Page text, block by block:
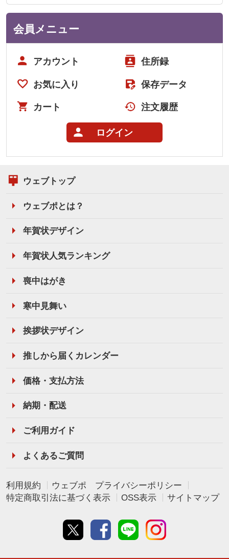
会員メニュー
アカウント 住所録
お気に入り 保存データ
カート 注文履歴
ログイン
ウェブトップ
ウェブポとは？
年賀状デザイン
年賀状人気ランキング
喪中はがき
寒中見舞い
挨拶状デザイン
推しから届くカレンダー
価格・支払方法
納期・配送
ご利用ガイド
よくあるご質問
利用規約
ウェブポ プライバシーポリシー
特定商取引法に基づく表示
OSS表示 サイトマップ
Twitter Facebookline